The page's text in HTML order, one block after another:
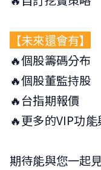
【未來還會有】
🔥個股籌碼分布
🔥個股董監持股
🔥台指期報價
🔥更多的VIP功
期待能與您一起